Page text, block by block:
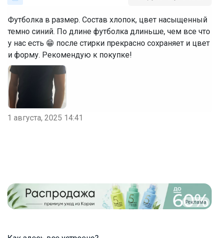
Футболка в размер. Состав хлопок, цвет насыщенный
темно синий. По длине футболка длиньше, чем все что
у нас есть 😁 после стирки прекрасно сохраняет и цвет
и форму. Рекомендую к покупке!
1 августа, 2025 14:41
Реклама